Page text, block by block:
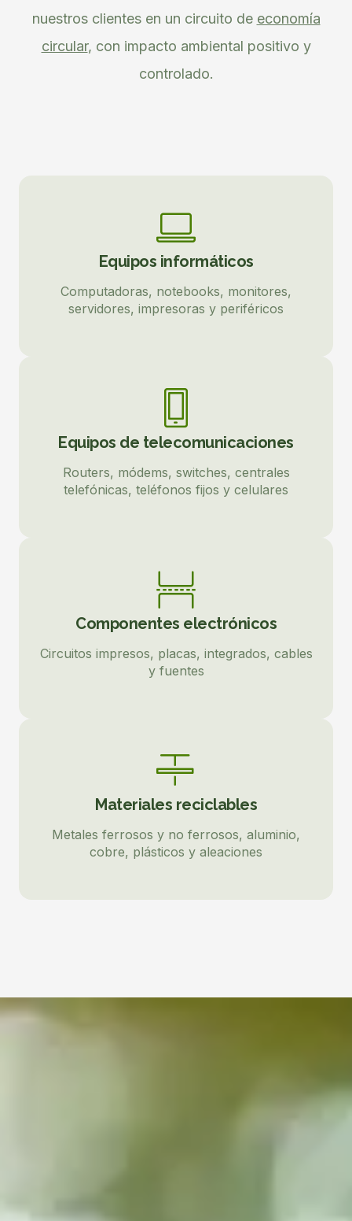
nuestros clientes en un circuito de economía
circular, con impacto ambiental positivo y
controlado.
Equipos informáticos
Computadoras, notebooks, monitores,
servidores, impresoras y periféricos
Equipos de telecomunicaciones
Routers, módems, switches, centrales
telefónicas, teléfonos fijos y celulares
Componentes electrónicos
Circuitos impresos, placas, integrados, cables
y fuentes
Materiales reciclables
Metales ferrosos y no ferrosos, aluminio,
cobre, plásticos y aleaciones